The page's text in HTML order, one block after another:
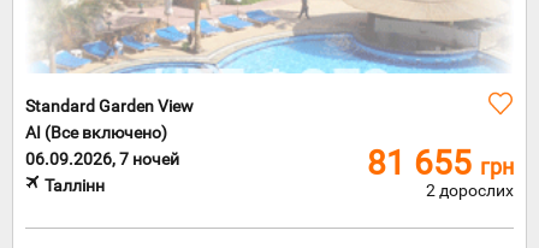
Standard Garden View
AI (Все включено)
06.09.2026, 7 ночей
Таллінн
81 655 грн
2 дорослих